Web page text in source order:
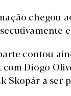
chegou
contou
Diogo
Skopár a ser